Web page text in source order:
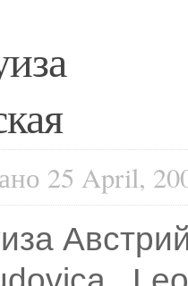
25 April,